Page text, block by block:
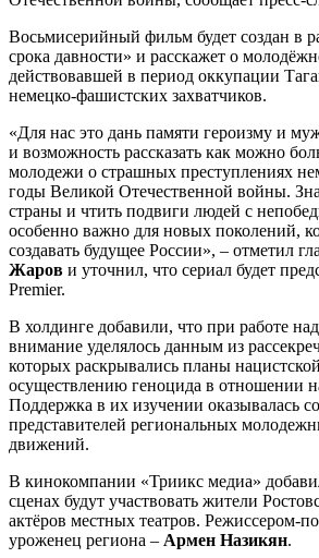
Восьмисерийный фильм будет создан в
срока давности» и расскажет о
действовавшей в период оккупации
немецко-фашистских захватчиков.
«Для нас это дань памяти героизму и
и возможность рассказать как можно
молодежи о страшных преступлениях
годы Великой Отечественной войны.
страны и чтить подвиги людей с
особенно важно для новых поколений,
создавать будущее России», – отметил
Жаров и уточнил, что сериал будет
Premier.
В холдинге добавили, что при работе
внимание уделялось данным из
которых раскрывались планы
осуществлению геноцида в отношении
Поддержка в их изучении оказывалась
представителей региональных
движений.
В кинокомпании «Триикс медиа»
сценах будут участвовать жители
актёров местных театров. Режиссером-
уроженец региона – Армен Назикян.